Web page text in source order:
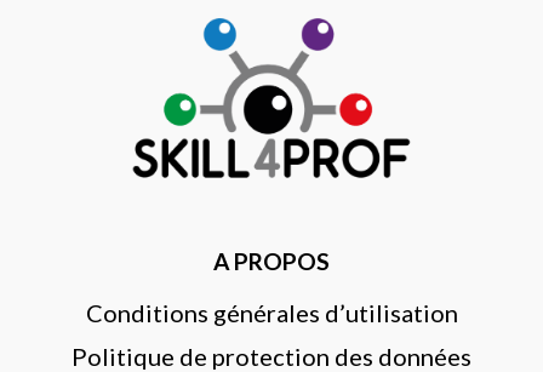
A PROPOS
Conditions générales d’utilisation
Politique de protection des données